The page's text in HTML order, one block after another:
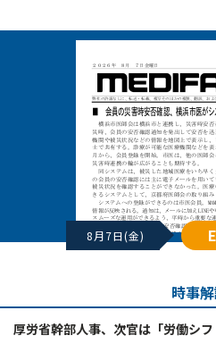
8月7日(金)
時事
厚労省幹部人事、次官は「労働シ